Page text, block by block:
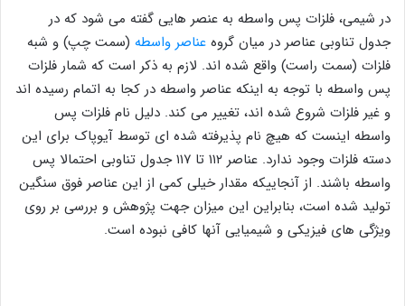
در شیمی، فلزات پس ‌واسطه به عنصر هایی گفته می شود که در
جدول تناوبی عناصر در میان گروه عناصر واسطه (سمت چپ) و شبه
فلزات (سمت راست) واقع شده اند. لازم به ذکر است که شمار فلزات
پس‌ واسطه با توجه به اینکه عناصر واسطه در کجا به اتمام رسیده اند
و غیر فلزات شروع شده اند، تغییر می ‌کند. دلیل نام فلزات پس
واسطه اینست که هیچ نام پذیرفته شده‌ ای توسط آیوپاک برای این
دسته فلزات وجود ندارد. عناصر ۱۱۲ تا ۱۱۷ جدول تناوبی احتمالا پس
‌واسطه باشند. از آنجاییکه مقدار خیلی کمی از این عناصر فوق سنگین
تولید شده‌ است، بنابراین این میزان جهت پژوهش و بررسی بر روی
ویژگی‌ های فیزیکی و شیمیایی آنها کافی نبوده ‌است.